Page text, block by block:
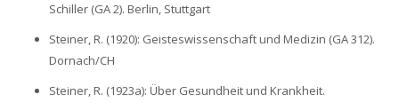
Schiller (GA 2). Berlin, Stuttgart
Steiner, R. (1920): Geisteswissenschaft und Medizin (GA 312).
Dornach/CH
Steiner, R. (1923a): Über Gesundheit und Krankheit.